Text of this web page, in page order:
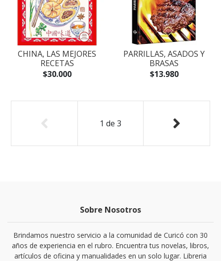
CHINA, LAS MEJORES
RECETAS
$30.000
PARRILLAS, ASADOS Y
BRASAS
$13.980
1 de 3
Sobre Nosotros
Brindamos nuestro servicio a la comunidad de Curicó con 30
años de experiencia en el rubro. Encuentra tus novelas, libros,
artículos de oficina y manualidades en un solo lugar. Libreria